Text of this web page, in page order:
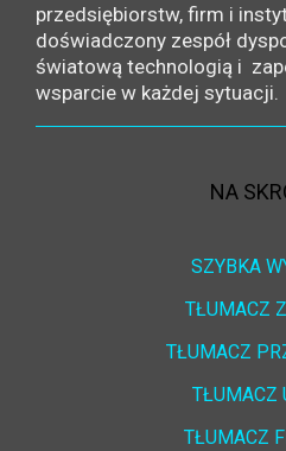
przedsiębiorstw, firm i
doświadczony zespół
światową technologią i
wsparcie w każdej sytuacji.
NA
SZYBKA
TŁUMACZ
TŁUMACZ
TŁUMACZ
TŁUMACZ